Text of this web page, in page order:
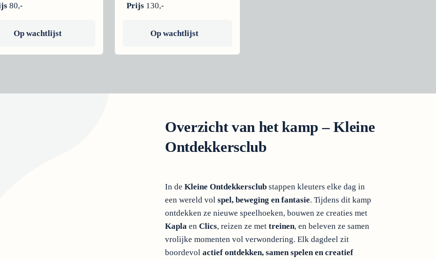
80,-
Op wachtlijst
Prijs 130,-
Op wachtlijst
Overzicht van het kamp – Kleine
Ontdekkersclub
In de Kleine Ontdekkersclub stappen kleuters elke dag in
een wereld vol spel, beweging en fantasie. Tijdens dit kamp
ontdekken ze nieuwe speelhoeken, bouwen ze creaties met
Kapla en Clics, reizen ze met treinen, en beleven ze samen
vrolijke momenten vol verwondering. Elk dagdeel zit
boordevol actief ontdekken, samen spelen en creatief